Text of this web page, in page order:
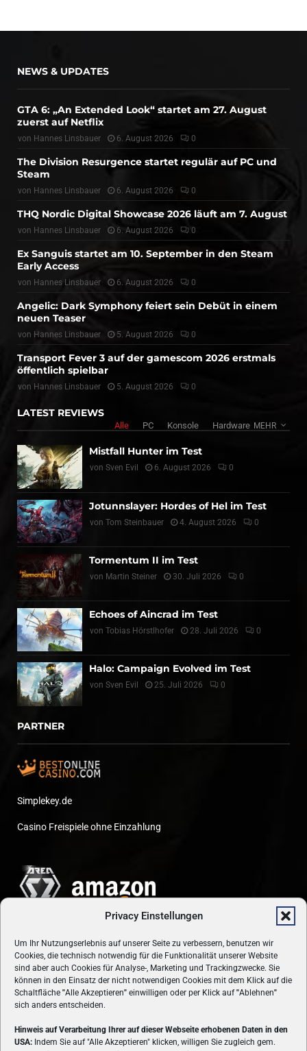
Privacy Einstellungen
Um Ihr Nutzungserlebnis auf unserer Seite zu verbessern, benutzen wir
Cookies, die technisch notwendig für die Funktionalität unserer Website
sind aber auch Cookies für Analyse-, Marketing und Trackingzwecke. Sie
können in den Einsatz der nicht notwendigen Cookies mit dem Klick auf die
Schaltfläche "Alle Akzeptieren" einwilligen oder per Klick auf"Ablehnen"
sich anders entscheiden.
Hinweis auf Verarbeitung Ihrer auf dieser Webseite erhobenen Daten in den
USA: Indem Sie auf "Alle Akzeptieren" klicken, willigen Sie zugleich gem.
NEWS & UPDATES
GTA 6: „An Extended Look“ startet am 27. August
zuerst auf Netflix
von Hannes Linsbauer 6. August 2026 0
The Division Resurgence startet regulär auf PC und
Steam
von Hannes Linsbauer 6. August 2026 0
THQ Nordic Digital Showcase 2026 läuft am 7. August
von Hannes Linsbauer 6. August 2026 0
Ex Sanguis startet am 10. September in den Steam
Early Access
von Hannes Linsbauer 6. August 2026 0
Angelic: Dark Symphony feiert sein Debüt in einem
neuen Teaser
von Hannes Linsbauer 5. August 2026 0
Transport Fever 3 auf der gamescom 2026 erstmals
öffentlich spielbar
von Hannes Linsbauer 5. August 2026 0
LATEST REVIEWS
Alle PC Konsole Hardware MEHR
Mistfall Hunter im Test
von Sven Evil 6. August 2026 0
Jotunnslayer: Hordes of Hel im Test
von Tom Steinbauer 4. August 2026 0
Tormentum II im Test
von Martin Steiner 30. Juli 2026 0
Echoes of Aincrad im Test
von Tobias Hörstlhofer 28. Juli 2026 0
Halo: Campaign Evolved im Test
von Sven Evil 25. Juli 2026 0
PARTNER
Simplekey.de
Casino Freispiele ohne Einzahlung
ÜBER UNS